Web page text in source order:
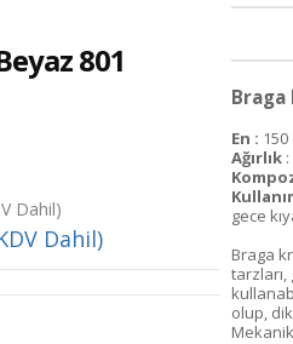
801
Dahil)
Dahil)
Braga
En : 150
Ağırlık
gece
Braga
olup,